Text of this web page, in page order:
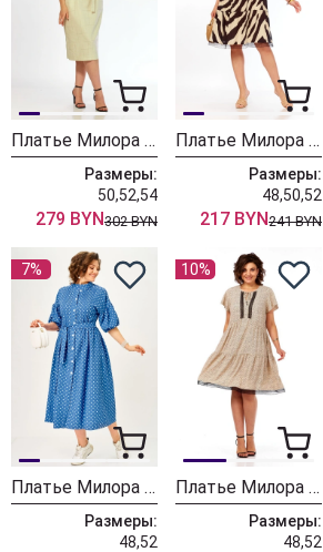
Платье Милора Стиль 1473 айвори
Размеры:
50,52,54
279 BYN302 BYN
Платье Милора Стиль 1358 зебра
Размеры:
48,50,52
217 BYN241 BYN
7%
Платье Милора Стиль 1451 синий в горох
Размеры:
48,52
10%
Платье Милора Стиль 1358 бежевый
Размеры:
48,52